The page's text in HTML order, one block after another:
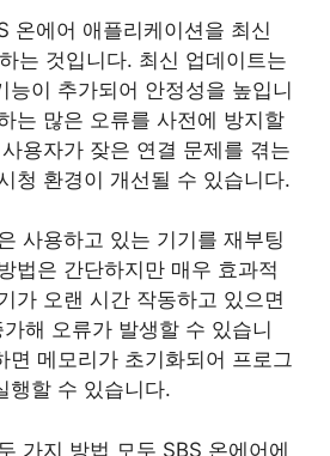
온에어 애플리케이션을 최신
는 것입니다. 최신 업데이트는
능이 추가되어 안정성을 높입니
는 많은 오류를 사전에 방지할
용자가 잦은 연결 문제를 겪는
청 환경이 개선될 수 있습니다.
사용하고 있는 기기를 재부팅
법은 간단하지만 매우 효과적
가 오랜 시간 작동하고 있으면
해 오류가 발생할 수 있습니
면 메모리가 초기화되어 프로그
행할 수 있습니다.
가지 방법 모두 SBS 온에어에